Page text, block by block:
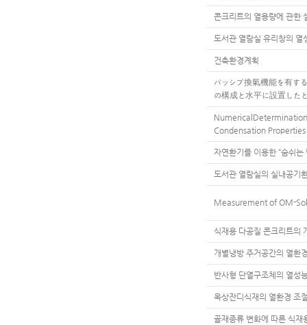
콘크리트의 열용량에 관한
도서관 열람실 유리창의 열
건축환경계획
パッシブ換氣機能を有す
の構成と水平に設置した
Condensation
자연환기를 이용한 “숨쉬는
도서관 열람실의 실내공기
Measurement of OM-
식재용 다공질 콘크리트의
개별냉방 주거공간의 열환
반사형 단열구조체의 열성
옥상잔디식재의 열환경 조
골재종류 변화에 따른 식재